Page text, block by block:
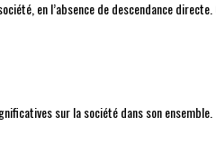
en l’absence de descendance
sur la société dans son ensemble.